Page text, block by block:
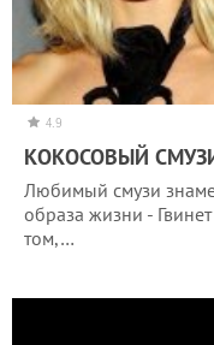
4.9
КОКОСОВЫЙ
Любимый смузи
образа жизни -
том,…